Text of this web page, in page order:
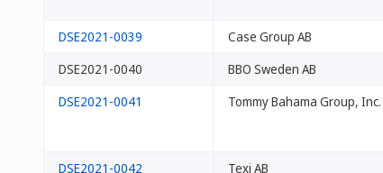
DSE2021-0039
Case Group AB
DSE2021-0040
BBO Sweden AB
DSE2021-0041
Tommy Bahama Group, Inc.
DSE2021-0042
Texi AB